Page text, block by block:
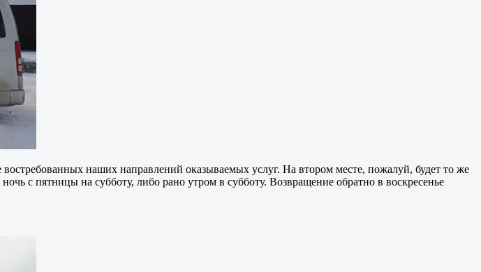
наших направлений оказываемых услуг. На втором месте, пожалуй, будет то же
с пятницы на субботу, либо рано утром в субботу. Возвращение обратно в воскресенье